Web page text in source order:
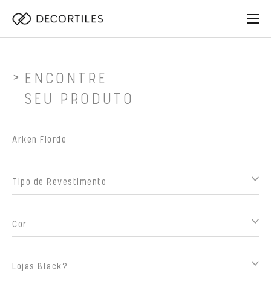
ENCONTRE
SEU PRODUTO
Tipo de Revestimento
Cor
Lojas Black?